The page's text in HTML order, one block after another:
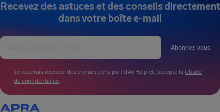
Recevez des astuces et des conseils directement
dans votre boîte e-mail
Abonnez-vous
Je voudrais recevoir des e-mails de la part d’AirHelp et j’accepte la Charte
de confidentialité.